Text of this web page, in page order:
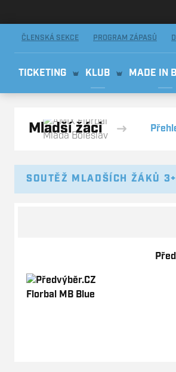
ČLENSKÁ SEKCE PROGRAM ZÁPASŮ
TICKETING KLUB MADE IN
Mladší žáci
SOUTĚŽ MLADŠÍCH ŽÁKŮ